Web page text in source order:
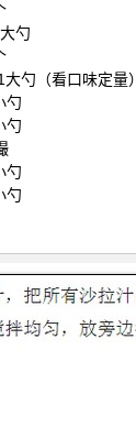
勺
大勺（看口味定量）
勺
勺
勺
勺